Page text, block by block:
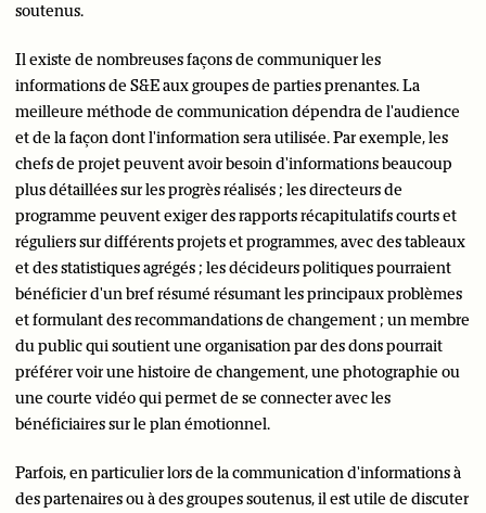
soutenus.
Il existe de nombreuses façons de communiquer les
informations de S&E aux groupes de parties prenantes. La
meilleure méthode de communication dépendra de l'audience
et de la façon dont l'information sera utilisée. Par exemple, les
chefs de projet peuvent avoir besoin d'informations beaucoup
plus détaillées sur les progrès réalisés ; les directeurs de
programme peuvent exiger des rapports récapitulatifs courts et
réguliers sur différents projets et programmes, avec des tableaux
et des statistiques agrégés ; les décideurs politiques pourraient
bénéficier d'un bref résumé résumant les principaux problèmes
et formulant des recommandations de changement ; un membre
du public qui soutient une organisation par des dons pourrait
préférer voir une histoire de changement, une photographie ou
une courte vidéo qui permet de se connecter avec les
bénéficiaires sur le plan émotionnel.
Parfois, en particulier lors de la communication d'informations à
des partenaires ou à des groupes soutenus, il est utile de discuter